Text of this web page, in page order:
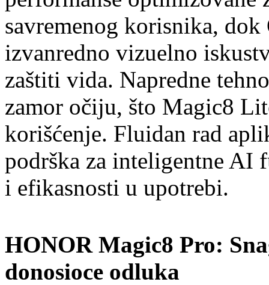
savremenog korisnika,
izvanredno vizuelno
zaštiti vida. Napredne
zamor očiju, što Magic8
korišćenje. Fluidan rad
podrška za inteligentne AI
i efikasnosti u upotrebi.
HONOR Magic8 Pro:
donosioce odluka